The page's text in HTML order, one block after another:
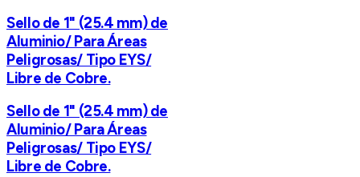
Sello de 1" (25.4 mm) de
Aluminio/ Para Áreas
Peligrosas/ Tipo EYS/
Libre de Cobre.
Sello de 1" (25.4 mm) de
Aluminio/ Para Áreas
Peligrosas/ Tipo EYS/
Libre de Cobre.